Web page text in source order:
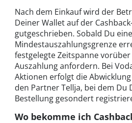
Nach dem Einkauf wird der
Deiner Wallet auf der
gutgeschrieben. Sobald Du eine
Mindestauszahlungsgrenze
festgelegte Zeitspanne
Auszahlung anfordern. Bei
Aktionen erfolgt die
den Partner Tellja, bei dem Du
Bestellung gesondert
Wo bekomme ich